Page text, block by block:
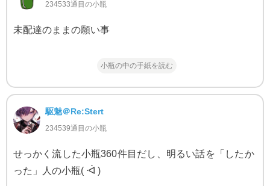
234533通目の小瓶
未配達のままの願い事
小瓶の中の手紙を読む
駆魅＠Re:Stert
234539通目の小瓶
せっかく流した小瓶360件目だし、明るい話を「したか
った」人の小瓶( ᐙ )